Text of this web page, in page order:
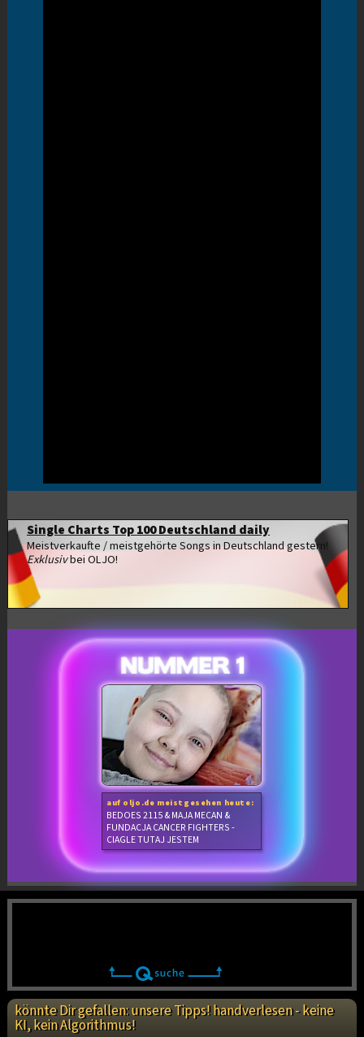
Single Charts Top 100 Deutschland daily
Meistverkaufte / meistgehörte Songs in Deutschland gestern!
Exklusivbei OLJO!
auf oljo.de meistgesehen heute:
BEDOES 2115 & MAJA MECAN &
FUNDACJA CANCER FIGHTERS -
CIAGLE TUTAJ JESTEM
könnte Dir gefallen: unsere Tipps! handverlesen - keine
KI, kein Algorithmus!